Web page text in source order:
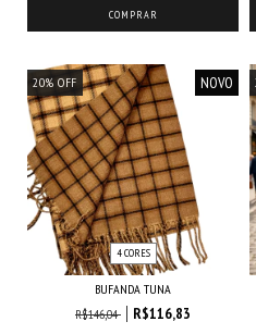
COMPRAR
20% OFF NOVO
4 CORES
BUFANDA TUNA
R$146,04
R$116,83